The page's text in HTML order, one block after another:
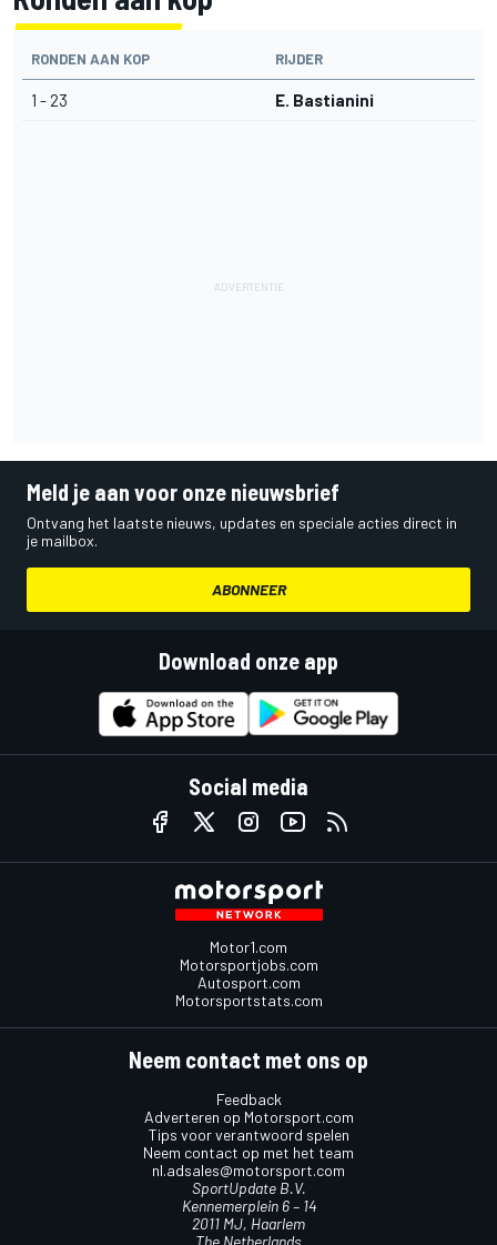
RONDEN AAN KOP RIJDER
1 - 23 E. Bastianini
Meld je aan voor onze nieuwsbrief
Ontvang het laatste nieuws, updates en speciale acties direct in
je mailbox.
ABONNEER
Download onze app
Social media
Motor1.com
Motorsportjobs.com
Autosport.com
Motorsportstats.com
Neem contact met ons op
Feedback
Adverteren op Motorsport.com
Tips voor verantwoord spelen
Neem contact op met het team
nl.adsales@motorsport.com
SportUpdate B.V.
Kennemerplein 6 – 14
2011 MJ, Haarlem
The Netherlands